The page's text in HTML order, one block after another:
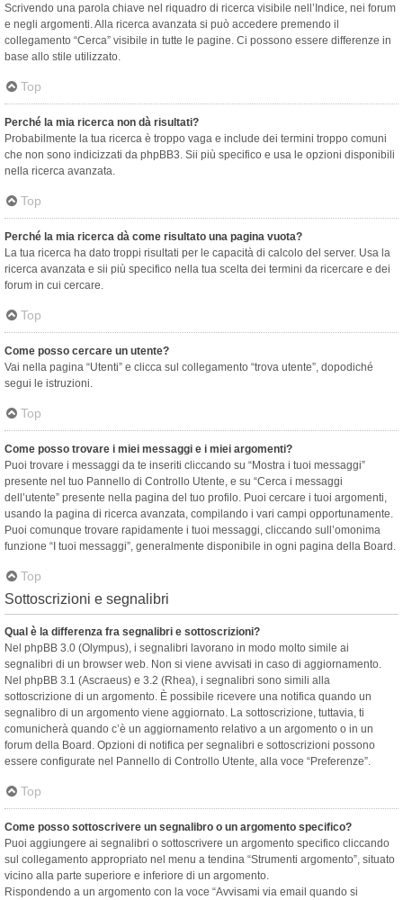
Scrivendo una parola chiave nel riquadro di ricerca visibile nell’Indice, nei forum
e negli argomenti. Alla ricerca avanzata si può accedere premendo il
collegamento “Cerca” visibile in tutte le pagine. Ci possono essere differenze in
base allo stile utilizzato.
Top
Perché la mia ricerca non dà risultati?
Probabilmente la tua ricerca è troppo vaga e include dei termini troppo comuni
che non sono indicizzati da phpBB3. Sii più specifico e usa le opzioni disponibili
nella ricerca avanzata.
Top
Perché la mia ricerca dà come risultato una pagina vuota?
La tua ricerca ha dato troppi risultati per le capacità di calcolo del server. Usa la
ricerca avanzata e sii più specifico nella tua scelta dei termini da ricercare e dei
forum in cui cercare.
Top
Come posso cercare un utente?
Vai nella pagina “Utenti” e clicca sul collegamento “trova utente”, dopodiché
segui le istruzioni.
Top
Come posso trovare i miei messaggi e i miei argomenti?
Puoi trovare i messaggi da te inseriti cliccando su “Mostra i tuoi messaggi”
presente nel tuo Pannello di Controllo Utente, e su “Cerca i messaggi
dell’utente” presente nella pagina del tuo profilo. Puoi cercare i tuoi argomenti,
usando la pagina di ricerca avanzata, compilando i vari campi opportunamente.
Puoi comunque trovare rapidamente i tuoi messaggi, cliccando sull’omonima
funzione “I tuoi messaggi”, generalmente disponibile in ogni pagina della Board.
Top
Sottoscrizioni e segnalibri
Qual è la differenza fra segnalibri e sottoscrizioni?
Nel phpBB 3.0 (Olympus), i segnalibri lavorano in modo molto simile ai
segnalibri di un browser web. Non si viene avvisati in caso di aggiornamento.
Nel phpBB 3.1 (Ascraeus) e 3.2 (Rhea), i segnalibri sono simili alla
sottoscrizione di un argomento. È possibile ricevere una notifica quando un
segnalibro di un argomento viene aggiornato. La sottoscrizione, tuttavia, ti
comunicherà quando c’è un aggiornamento relativo a un argomento o in un
forum della Board. Opzioni di notifica per segnalibri e sottoscrizioni possono
essere configurate nel Pannello di Controllo Utente, alla voce “Preferenze”.
Top
Come posso sottoscrivere un segnalibro o un argomento specifico?
Puoi aggiungere ai segnalibri o sottoscrivere un argomento specifico cliccando
sul collegamento appropriato nel menu a tendina “Strumenti argomento”, situato
vicino alla parte superiore e inferiore di un argomento.
Rispondendo a un argomento con la voce “Avvisami via email quando si